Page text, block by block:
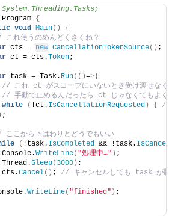
System.Threading.Tasks;
Program {
void Main()
{
れ使うのめんどくさくね？
cts = new CancellationTokenSource() ;
ct = cts.Token;
task = Task. Run(()=>{
// これ ct がスコープにいないとき受け渡せなくね？
// 手動で止めるんだったら ct じゃなくてもよくね？
while
( !ct. IsCancellationRequested ) {
/* 処
;
こから下はわりとどうでもいい
( !task. IsCompleted && !task. IsCanceled
Console.
WriteLine( "処理中…" ) ;
Thread.
Sleep( 3000 ) ;
cts.
Cancel() ; // キャンセルしても task が勝手に
WriteLine( "finished" ) ;